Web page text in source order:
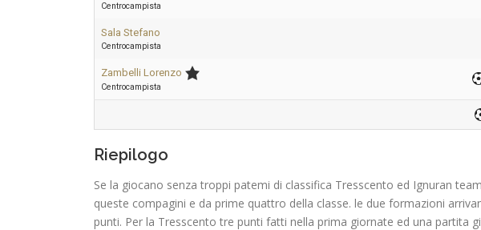
Centrocampista
Sala Stefano
Centrocampista
Zambelli Lorenzo
Centrocampista
Riepilogo
Se la giocano senza troppi patemi di classifica Tresscento ed Ignuran
queste compagini e da prime quattro della classe. le due formazioni
punti. Per la Tresscento tre punti fatti nella prima giornate ed una partita